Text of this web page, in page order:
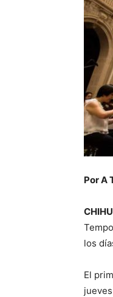
Por A
los
El